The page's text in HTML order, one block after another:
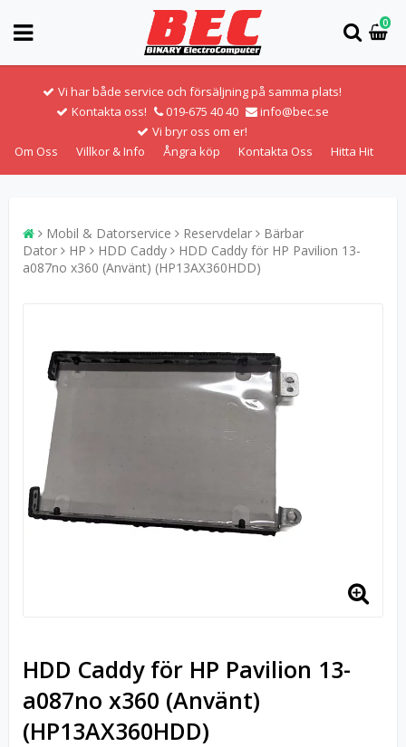
0
Vi har både service och försäljning på samma plats!
Kontakta oss!
019-675 40 40
info@bec.se
Vi bryr oss om er!
Om Oss
Villkor & Info Ångra köp Kontakta Oss Hitta Hit
Mobil & Datorservice Reservdelar
Bärbar
Dator
HP HDD Caddy
HDD Caddy för HP Pavilion 13-
a087no x360 (Använt) (HP13AX360HDD)
HDD Caddy för HP Pavilion 13-
a087no x360 (Använt)
(HP13AX360HDD)